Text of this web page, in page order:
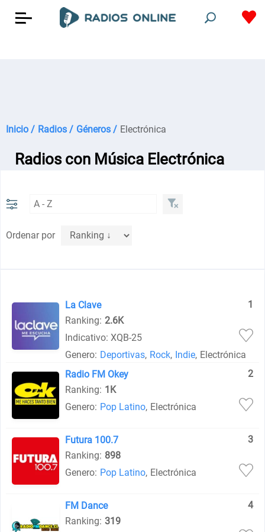
Inicio / Radios / Géneros / Electrónica
Radios con Música Electrónica
Ordenar por
La Clave
1
Ranking: 2.6K
Indicativo: XQB-25
Genero: Deportivas, Rock, Indie, Electrónica
Radio FM Okey
2
Ranking: 1K
Genero: Pop Latino, Electrónica
Futura 100.7
3
Ranking: 898
Genero: Pop Latino, Electrónica
FM Dance
4
Ranking: 319